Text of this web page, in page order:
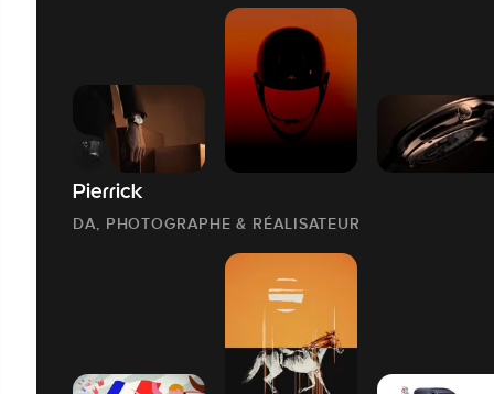
Pierrick
DA, PHOTOGRAPHE & RÉALISATEUR